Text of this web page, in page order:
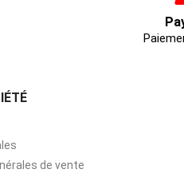
de vente